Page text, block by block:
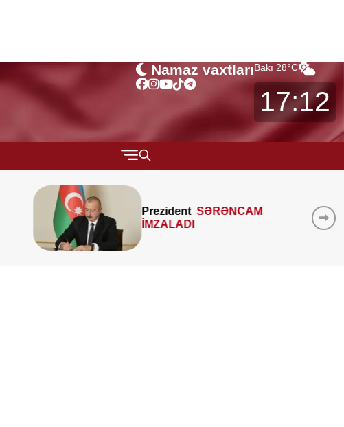
Namaz vaxtlarıBakı 28°C
17:12
MÜSAHİBƏ
MARAQLI
MTK-ların mənzil sahəsini
çöldən-çölə ölçməsi
qanunidirmi? –
Hüquqşünas